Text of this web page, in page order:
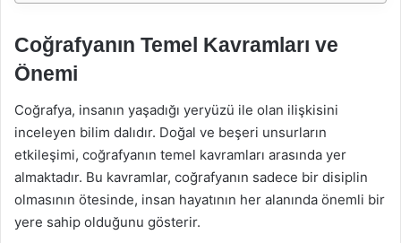
Coğrafyanın Temel Kavramları ve
Önemi
Coğrafya, insanın yaşadığı yeryüzü ile olan ilişkisini
inceleyen bilim dalıdır. Doğal ve beşeri unsurların
etkileşimi, coğrafyanın temel kavramları arasında yer
almaktadır. Bu kavramlar, coğrafyanın sadece bir disiplin
olmasının ötesinde, insan hayatının her alanında önemli bir
yere sahip olduğunu gösterir.